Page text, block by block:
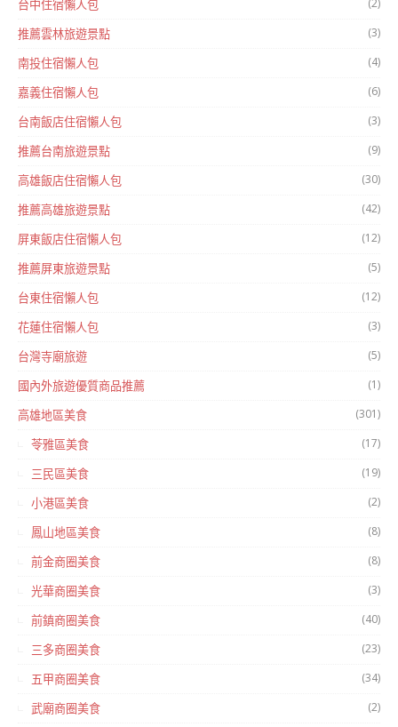
台中住宿懶人包
推薦雲林旅遊景點 (3)
南投住宿懶人包 (4)
嘉義住宿懶人包 (6)
台南飯店住宿懶人包 (3)
推薦台南旅遊景點 (9)
高雄飯店住宿懶人包 (30)
推薦高雄旅遊景點 (42)
屏東飯店住宿懶人包 (12)
推薦屏東旅遊景點 (5)
台東住宿懶人包 (12)
花蓮住宿懶人包 (3)
台灣寺廟旅遊 (5)
國內外旅遊優質商品推薦 (1)
高雄地區美食 (301)
苓雅區美食 (17)
三民區美食 (19)
小港區美食 (2)
鳳山地區美食 (8)
前金商圈美食 (8)
光華商圈美食 (3)
前鎮商圈美食 (40)
三多商圈美食 (23)
五甲商圈美食 (34)
武廟商圈美食 (2)